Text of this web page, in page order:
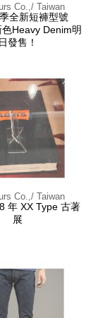
Co.,/ Taiwan
全新短褲型號
Heavy Denim明
日發售！
Co.,/ Taiwan
年 XX Type 古著
展